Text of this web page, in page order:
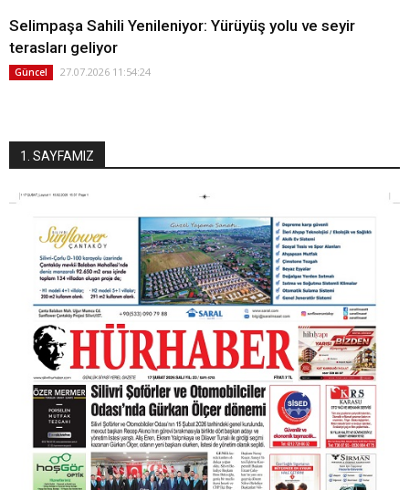
Selimpaşa Sahili Yenileniyor: Yürüyüş yolu ve seyir
terasları geliyor
Güncel 27.07.2026 11:54:24
1. SAYFAMIZ